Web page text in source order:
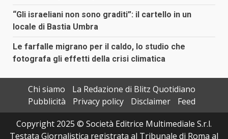
“Gli israeliani non sono graditi”: il cartello in un
locale di Bastia Umbra
Le farfalle migrano per il caldo, lo studio che
fotografa gli effetti della crisi climatica
Chi siamo
La Redazione di Blitz Quotidiano
Pubblicità
Privacy policy Disclaimer
Feed
Copyright 2025 © Società Editrice Multimediale S.r.l.
Testata Giornalistica registrata al Tribunale di Roma al